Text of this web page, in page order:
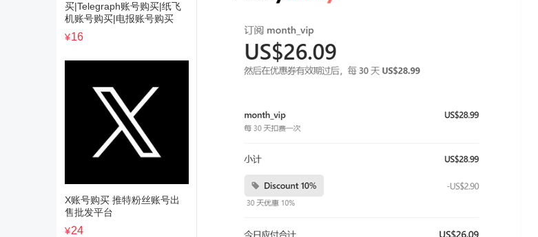
买|Telegraph账号购买|纸飞
机账号购买|电报账号购买
¥16
X账号购买 推特粉丝账号出
售批发平台
¥24